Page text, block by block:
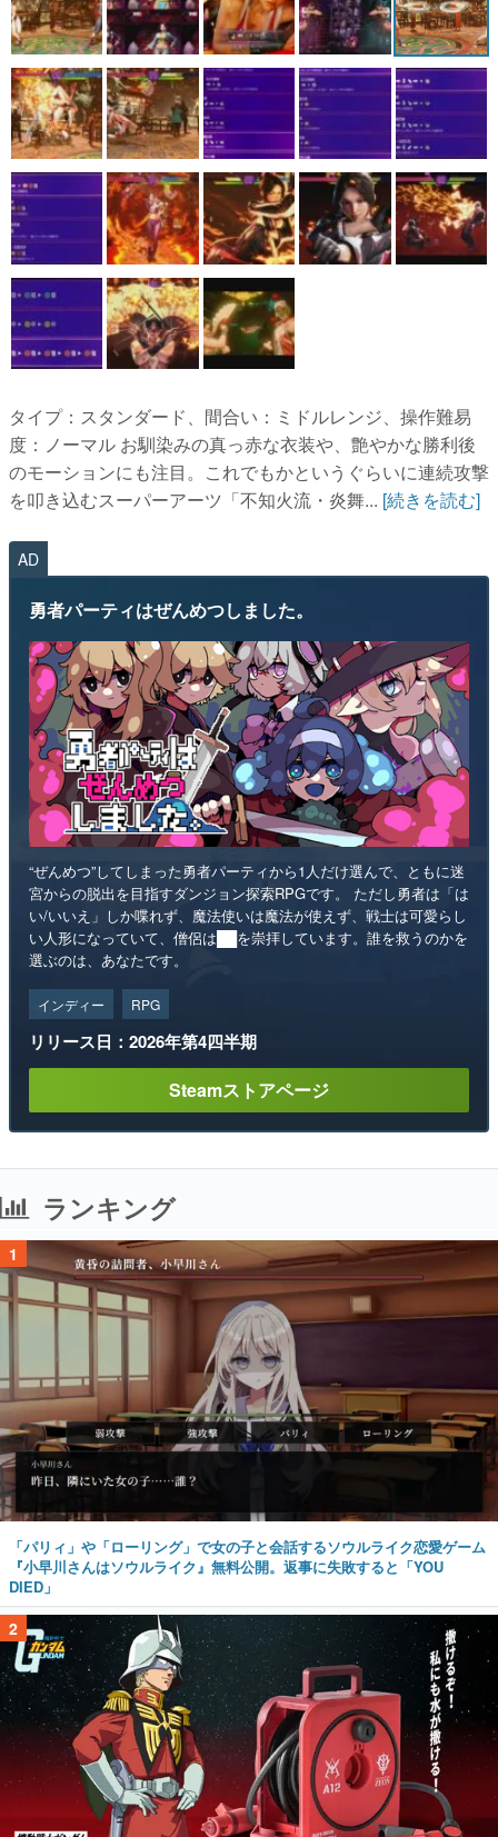
その他
電ファミニコゲーマーとは？
運営：株式会社マレ
タイプ：スタンダード、間合い：ミドルレンジ、操作難易
度：ノーマル お馴染みの真っ赤な衣装や、艶やかな勝利後
のモーションにも注目。これでもかというぐらいに連続攻撃
を叩き込むスーパーアーツ「不知火流・炎舞... [続きを読む]
AD
勇者パーティはぜんめつしました。
“ぜんめつ”してしまった勇者パーティから1人だけ選んで、ともに迷
宮からの脱出を目指すダンジョン探索RPGです。 ただし勇者は「は
い/いいえ」しか喋れず、魔法使いは魔法が使えず、戦士は可愛らし
い人形になっていて、僧侶は██を崇拝しています。誰を救うのかを
選ぶのは、あなたです。
インディー RPG
リリース日：2026年第4四半期
Steamストアページ
ランキング
1
「パリィ」や「ローリング」で女の子と会話するソウルライク恋愛ゲーム
『小早川さんはソウルライク』無料公開。返事に失敗すると「YOU
DIED」
2